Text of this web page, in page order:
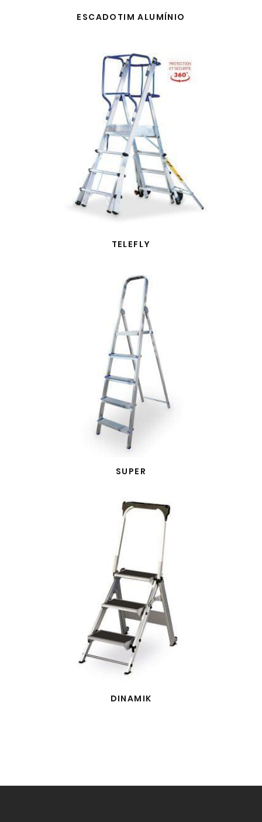
ESCADOTIM ALUMÍNIO
TELEFLY
SUPER
DINAMIK